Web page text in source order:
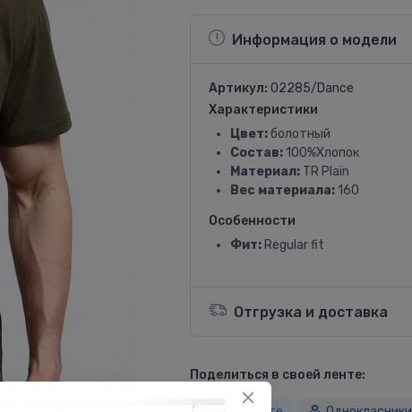
Информация о модели
Артикул: 02285/Dance
Характеристики
Цвет:болотный
Состав:100%Хлопок
Материал:TR Plain
Вес материала:160
Особенности
Фит:Regular fit
Отгрузка и доставка
Поделиться в своей ленте: